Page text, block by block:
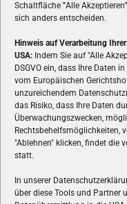
Schaltfläche "Alle Akzeptieren"
sich anders entscheiden.
Hinweis auf Verarbeitung
USA: Indem Sie auf "Alle
DSGVO ein, dass Ihre Daten
vom Europäischen
unzureichendem
das Risiko, dass Ihre Daten
Überwachungszwecken,
Rechtsbehelfsmöglichkeiten,
"Ablehnen" klicken, findet die
statt.
In unserer
über diese Tools und Partner
VON GAMERN, FÜR
Spielemagazin
Reviews und Videos
Hardware